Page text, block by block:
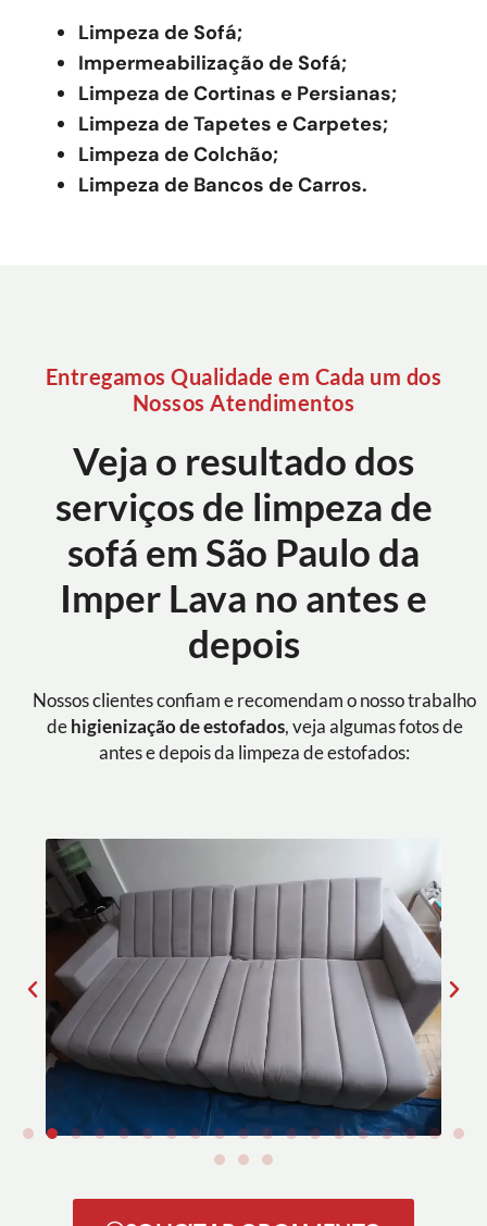
Limpeza de Sofá;
Impermeabilização de Sofá;
Limpeza de Cortinas e Persianas;
Limpeza de Tapetes e Carpetes;
Limpeza de Colchão;
Limpeza de Bancos de Carros.
Entregamos Qualidade em Cada um dos
Nossos Atendimentos
Veja o resultado dos
serviços de limpeza de
sofá em São Paulo da
Imper Lava no antes e
depois
Nossos clientes confiam e recomendam o nosso trabalho
de higienização de estofados, veja algumas fotos de
antes e depois da limpeza de estofados: